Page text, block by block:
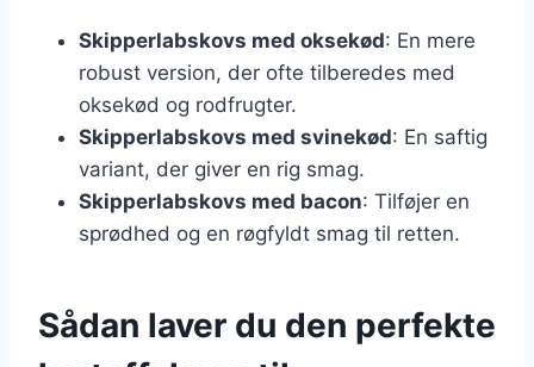
Skipperlabskovs med oksekød: En mere
robust version, der ofte tilberedes med
oksekød og rodfrugter.
Skipperlabskovs med svinekød: En saftig
variant, der giver en rig smag.
Skipperlabskovs med bacon: Tilføjer en
sprødhed og en røgfyldt smag til retten.
Sådan laver du den perfekte